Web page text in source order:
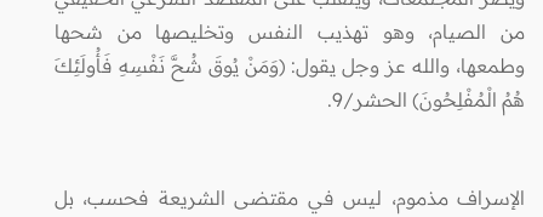
من الصيام، وهو تهذيب النفس وتخليصها من شحها
وطمعها، والله عز وجل يقول: (وَمَنْ يُوقَ شُحَّ نَفْسِهِ فَأُولَئِكَ
هُمُ الْمُفْلِحُونَ) الحشر/9.
الإسراف مذموم، ليس في مقتضى الشريعة فحسب، بل